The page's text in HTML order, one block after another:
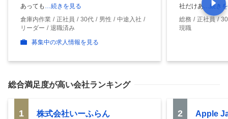
あっても
…続きを見る
倉庫内作業
正社員 30代 男性
中途入社
リーダー
退職済み
募集中の求人情報を見る
社だけあ …続き
総務
正社員
現職
総合満足度が高い会社ランキング
1 株式会社いーふらん 2 Apple